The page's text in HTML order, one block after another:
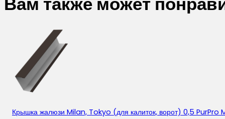
Крышка жалюзи Milan, Tokyo (для калиток, ворот) 0,5